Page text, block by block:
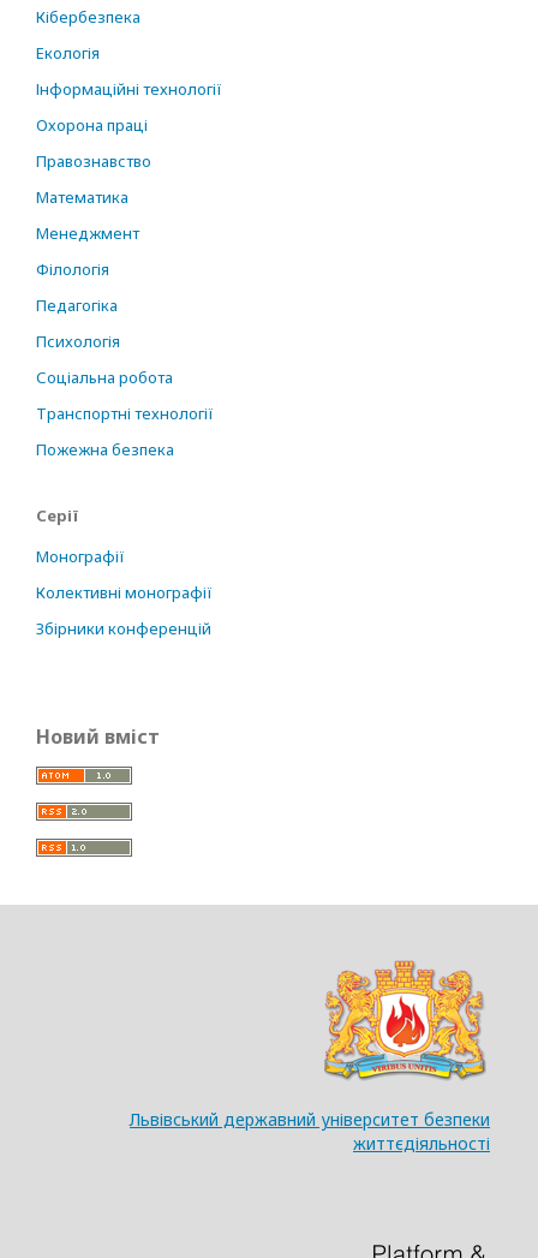
Кібербезпека
Екологія
Інформаційні технології
Охорона праці
Правознавство
Математика
Менеджмент
Філологія
Педагогіка
Психологія
Соціальна робота
Транспортні технології
Пожежна безпека
Серії
Монографії
Колективні монографії
Збірники конференцій
Новий вміст
Львівський державний університет безпеки
життєдіяльності